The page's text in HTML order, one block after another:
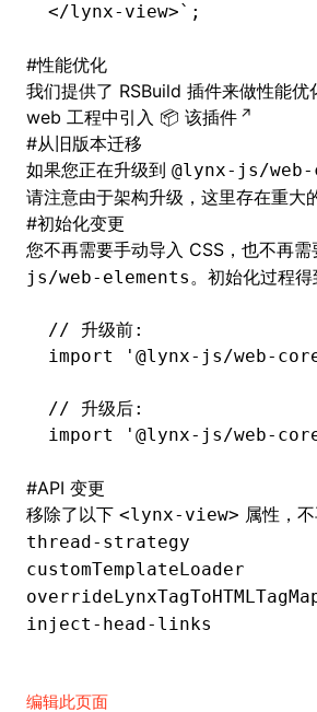
</lynx-view>` ;
#性能优化
我们提供了 RSBuild 插件来做性能优
web 工程中引入
该插件
#从旧版本迁移
如果您正在升级到 @lynx-js/web-
请注意由于架构升级，这里存在重大
#初始化变更
您不再需要手动导入 CSS，也不再需
js/web-elements。初始化过程得
// 升级前:
import
'@lynx-js/web-
// 升级后:
import
'@lynx-js/web-
#API 变更
移除了以下 <lynx-view> 属性，
thread-strategy
customTemplateLoader
inject-head-links
编辑此页面